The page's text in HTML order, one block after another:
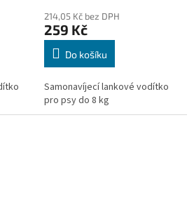
214,05 Kč bez DPH
259 Kč
Do košíku
Samonavíjecí lankové vodítko
pro psy do 8 kg